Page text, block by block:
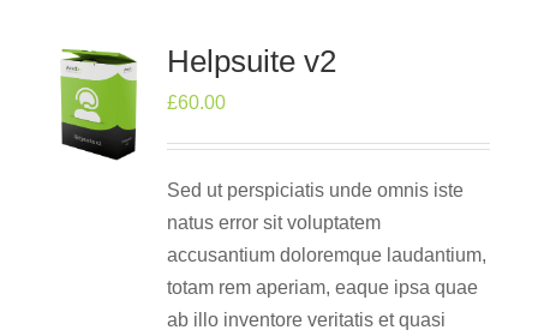
Helpsuite v2
£60.00
Sed ut perspiciatis unde omnis iste
natus error sit voluptatem
accusantium doloremque laudantium,
totam rem aperiam, eaque ipsa quae
ab illo inventore veritatis et quasi